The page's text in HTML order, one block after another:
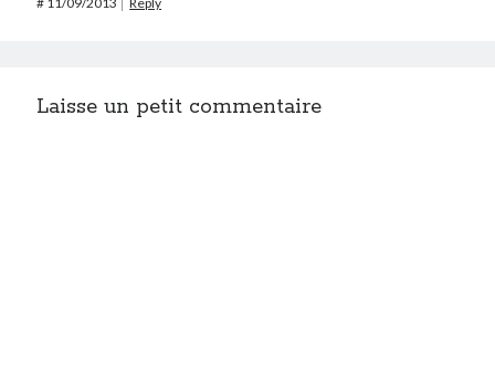
Laisse un petit commentaire